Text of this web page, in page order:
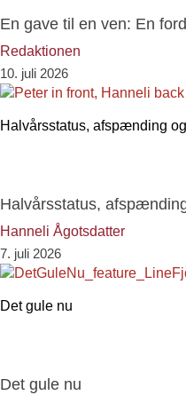
En gave til en ven: En
Redaktionen
10. juli 2026
Halvårsstatus, afspænding
Halvårsstatus,
Hanneli Ågotsdatter
7. juli 2026
Det gule nu
Det gule nu